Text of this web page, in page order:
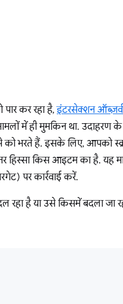
कर रहा है,इंटरसेक्शन
में ही मुमकिन था. उदाहरण
को भरते हैं. इसके लिए, आपको
हिस्सा किस आइटम का है. यह
पर कार्रवाई करें.
है या उसे किसमें बदला जा